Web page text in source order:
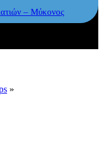
– Μύκονος
»